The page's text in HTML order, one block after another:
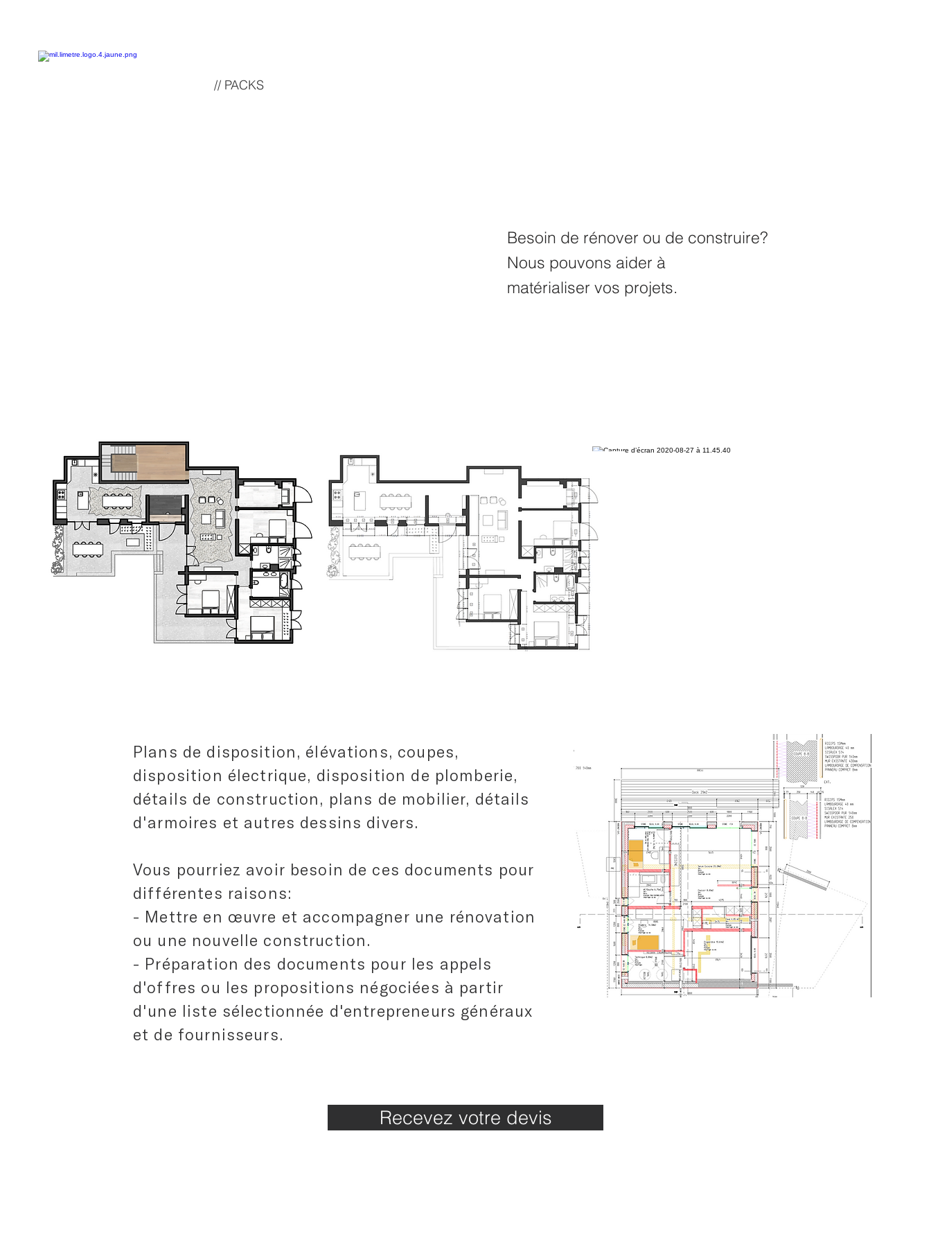
// PACKS
Besoin de rénover ou de construire?
Nous pouvons aider à
matérialiser vos projets.
Plans de disposition, élévations, coupes,
disposition électrique, disposition de plomberie,
détails de construction, plans de mobilier, détails
d'armoires et autres dessins divers.
Vous pourriez avoir besoin de ces documents pour
différentes raisons:
- Mettre en œuvre et accompagner une rénovation
ou une nouvelle construction.
- Préparation des documents pour les appels
d'offres ou les propositions négociées à partir
d'une liste sélectionnée d'entrepreneurs généraux
et de fournisseurs.
Recevez votre devis